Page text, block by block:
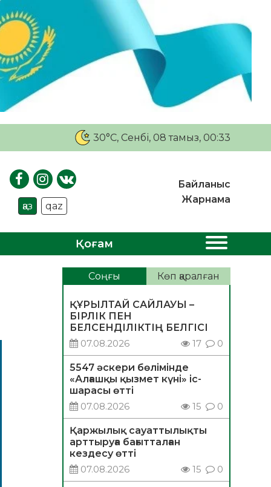
30°C, Сенбі, 08 тамыз, 00:33
қаз qaz
Байланыс
Жарнама
Қоғам
Соңғы Көп қаралған
ҚҰРЫЛТАЙ САЙЛАУЫ –
БІРЛІК ПЕН
БЕЛСЕНДІЛІКТІҢ БЕЛГІСІ
07.08.2026
17 0
5547 әскери бөлімінде
«Алғашқы қызмет күні» іс-
шарасы өтті
07.08.2026
15 0
Қаржылық сауаттылықты
арттыруға бағытталған
кездесу өтті
07.08.2026
15 0